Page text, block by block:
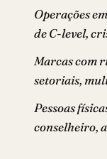
Operações
de C-level,
Marcas com
setoriais,
Pessoas
conselheiro,